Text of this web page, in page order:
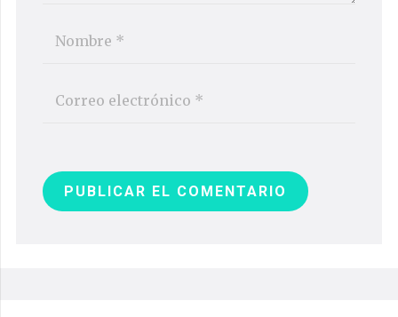
PUBLICAR EL COMENTARIO